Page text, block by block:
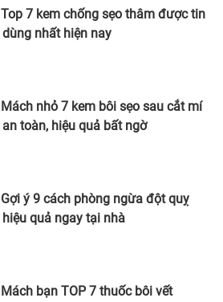
Top 7 kem chống sẹo thâm được tin
dùng nhất hiện nay
Mách nhỏ 7 kem bôi sẹo sau cắt mí
an toàn, hiệu quả bất ngờ
Gợi ý 9 cách phòng ngừa đột quỵ
hiệu quả ngay tại nhà
Mách bạn TOP 7 thuốc bôi vết